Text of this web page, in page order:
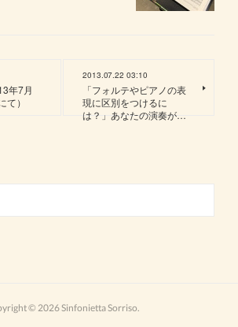
年7月
て）
2013.07.22 03:10
「フォルテやピアノの表
現に区別をつけるに
は？」あなたの演奏が…
©2026Sinfonietta Sorriso.